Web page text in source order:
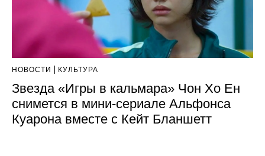
НОВОСТИ КУЛЬТУРА
Звезда «Игры в кальмара» Чон Хо Ен
снимется в мини-сериале Альфонса
Куарона вместе с Кейт Бланшетт